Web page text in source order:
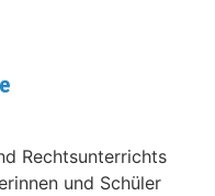
Rechtsunterrichts
und Schüler